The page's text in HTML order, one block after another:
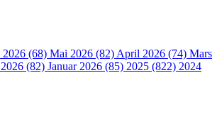
2026 (68) Mai 2026 (82) April 2026 (74) Mars
(82) Januar 2026 (85) 2025 (822) 2024